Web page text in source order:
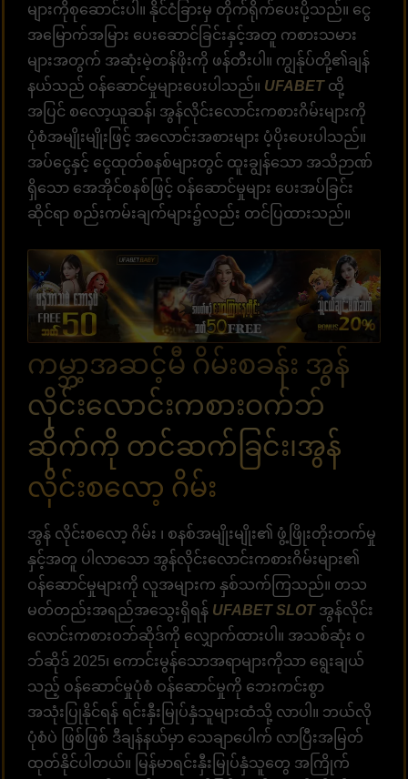
များကိုစုဆောင်းပါ။ နိုင်ငံခြားမှ တိုက်ရိုက်ပေးပို့သည်။ ငွေ
အမြောက်အမြား ပေးဆောင်ခြင်းနှင့်အတူ ကစားသမား
များအတွက် အဆုံးမဲ့တန်ဖိုးကို ဖန်တီးပါ။ ကျွန်ုပ်တို့၏ချန်
နယ်သည် ဝန်ဆောင်မှုများပေးပါသည်။ UFABETထို့
အပြင် စလော့ယူဆန်၊ အွန်လိုင်းလောင်းကစားဂိမ်းများကို
ပုံစံအမျိုးမျိုးဖြင့် အလောင်းအစားများ ပံ့ပိုးပေးပါသည်။
အပ်ငွေနှင့် ငွေထုတ်စနစ်များတွင် ထူးချွန်သော အသိဉာဏ်
ရှိသော အေအိုင်စနစ်ဖြင့် ဝန်ဆောင်မှုများ ပေးအပ်ခြင်း
ဆိုင်ရာ စည်းကမ်းချက်များ၌လည်း တင်ပြထားသည်။
ကမ္ဘာ့အဆင့်မီ ဂိမ်းစခန်း အွန်
လိုင်းလောင်းကစားဝက်ဘ်
ဆိုက်ကို တင်ဆက်ခြင်း၊အွန်
လိုင်းစလော့ ဂိမ်း
အွန် လိုင်းစလော့ ဂိမ်း ၊ စနစ်အမျိုးမျိုး၏ ဖွံ့ဖြိုးတိုးတက်မှု
နှင့်အတူ ပါလာသော အွန်လိုင်းလောင်းကစားဂိမ်းများ၏
ဝန်ဆောင်မှုများကို လူအများက နှစ်သက်ကြသည်။ တသ
မတ်တည်းအရည်အသွေးရှိရန် UFABET SLOTအွန်လိုင်း
လောင်းကစားဝဘ်ဆိုဒ်ကို လျှောက်ထားပါ။ အသစ်ဆုံး ဝ
ဘ်ဆိုဒ် 2025၊ ကောင်းမွန်သောအရာများကိုသာ ရွေးချယ်
သည့် ဝန်ဆောင်မှုပုံစံ ဝန်ဆောင်မှုကို ဘေးကင်းစွာ
အသုံးပြုနိုင်ရန် ရင်းနှီးမြုပ်နှံသူများထံသို့ လာပါ။ ဘယ်လို
ပုံစံပဲ ဖြစ်ဖြစ် ဒီချန်နယ်မှာ သေချာပေါက် လာပြီးအမြတ်
ထုတ်နိုင်ပါတယ်။ မြန်မာရင်းနှီးမြုပ်နှံသူတွေ အကြိုက်